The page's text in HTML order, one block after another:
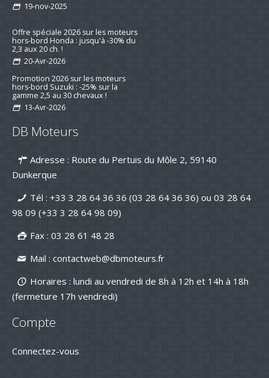
19-nov-2025
Offre spéciale 2026 sur les moteurs
hors-bord Honda : jusqu'à -30% du
2,3 aux 20 ch. !
20-Avr-2026
Promotion 2026 sur les moteurs
hors-bord Suzuki : -25% sur la
gamme 2,5 au 30 chevaux !
13-Avr-2026
Préparez la saison 2026 : jusqu’à -15
% sur les kits d’entretien pour
16-mar-2026
Nouvelle série "Stealth Line" chez
Suzuki Marine : Disponible dès
26-Jan-2026
DB Moteurs vous souhaite une
projets motorisés !
DB Moteurs
Adresse : Route du Pertuis du Môle 2, 59140
Dunkerque
Tél : +33 3 28 64 36 36 (03 28 64 36 36) ou 03 28 64
98 09 (+33 3 28 64 98 09)
Fax : 03 28 61 48 28
Mail : contactweb@dbmoteurs.fr
Horaires : lundi au vendredi de 8h à 12h et 14h à 18h
(fermeture 17h vendredi)
Compte
Connectez-vous